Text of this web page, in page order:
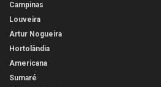
Campinas
Louveira
Artur Nogueira
Hortolândia
Americana
Sumaré